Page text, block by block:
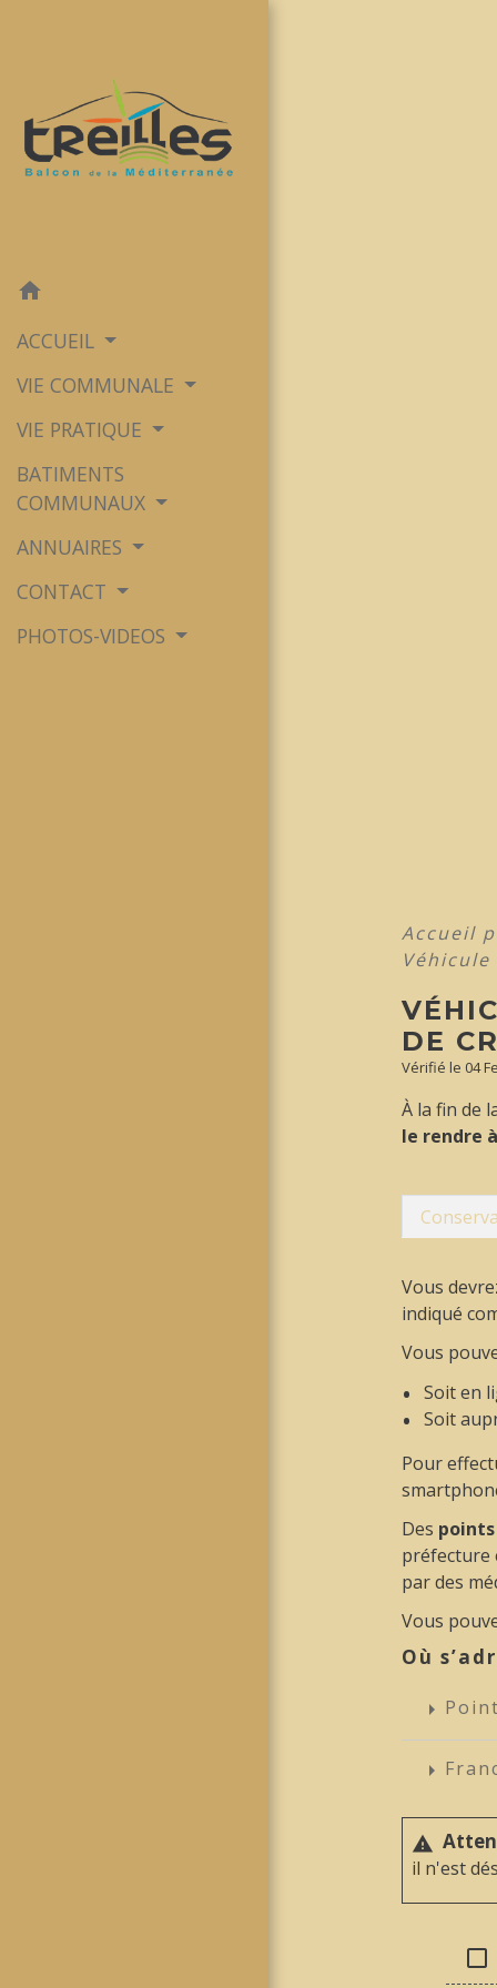
home
ACCUEIL
VIE COMMUNALE
VIE PRATIQUE
BATIMENTS
COMMUNAUX
ANNUAIRES
CONTACT
PHOTOS-VIDEOS
Accueil
DE
Vérifié le 04
À la fin de
le rendre
Vous
indiqué
Vous
Soit en
Soit
Pour
Des
préfecture
par des
Vous
Où
arrow_right
arrow_right
warning
il n'est
check_box_outline_blank